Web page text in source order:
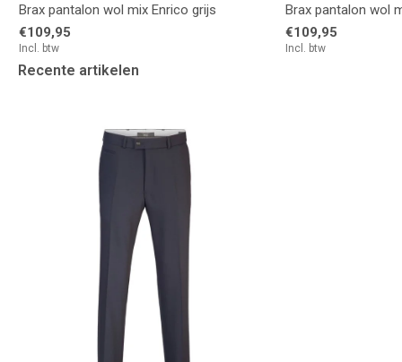
Brax pantalon wol mix Enrico grijs
€109,95
Incl. btw
Brax pantalon wol
€109,95
Incl. btw
Recente artikelen